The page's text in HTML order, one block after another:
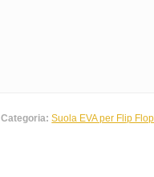
Categoria: Suola EVA per Flip Flop